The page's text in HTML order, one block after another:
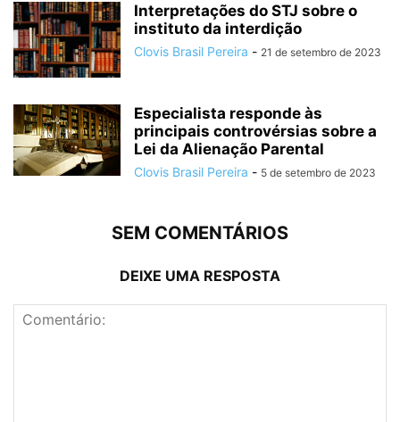
Interpretações do STJ sobre o
instituto da interdição
Clovis Brasil Pereira - 21 de setembro de 2023
Especialista responde às
principais controvérsias sobre a
Lei da Alienação Parental
Clovis Brasil Pereira - 5 de setembro de 2023
SEM COMENTÁRIOS
DEIXE UMA RESPOSTA